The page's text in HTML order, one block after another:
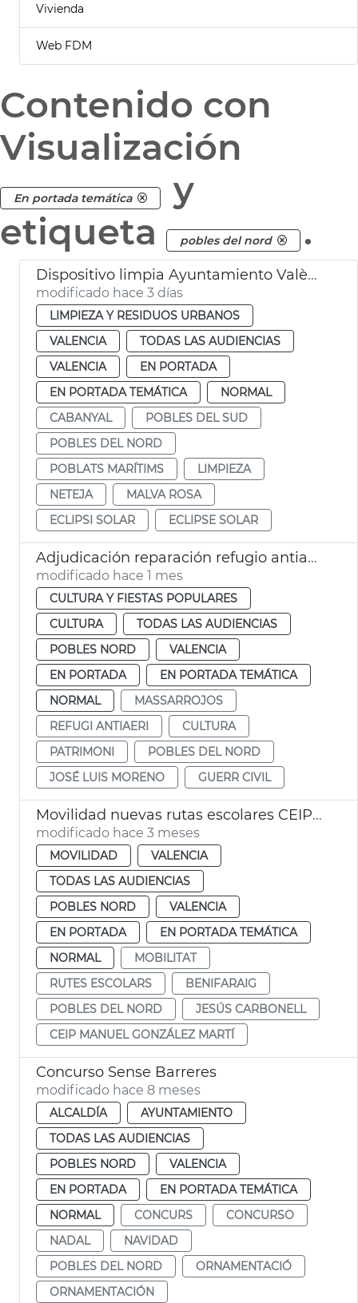
Vivienda
Web FDM
Contenido con
Visualización
En portada temática
y
etiqueta
pobles del nord .
Dispositivo limpia Ayuntamiento València eclipse solar
modificado hace 3 días
LIMPIEZA Y RESIDUOS URBANOS
VALENCIA
TODAS LAS AUDIENCIAS
VALENCIA
EN PORTADA
EN PORTADA TEMÁTICA
NORMAL
CABANYAL
POBLES DEL SUD
POBLES DEL NORD
POBLATS MARÍTIMS
LIMPIEZA
NETEJA
MALVA ROSA
ECLIPSI SOLAR
ECLIPSE SOLAR
Adjudicación reparación refugio antiaéreo Massarrojos València
modificado hace 1 mes
CULTURA Y FIESTAS POPULARES
CULTURA
TODAS LAS AUDIENCIAS
POBLES NORD
VALENCIA
EN PORTADA
EN PORTADA TEMÁTICA
NORMAL
MASSARROJOS
REFUGI ANTIAERI
CULTURA
PATRIMONI
POBLES DEL NORD
JOSÉ LUIS MORENO
GUERR CIVIL
Movilidad nuevas rutas escolares CEIP Manuel González Martí de Benifaraig
modificado hace 3 meses
MOVILIDAD
VALENCIA
TODAS LAS AUDIENCIAS
POBLES NORD
VALENCIA
EN PORTADA
EN PORTADA TEMÁTICA
NORMAL
MOBILITAT
RUTES ESCOLARS
BENIFARAIG
POBLES DEL NORD
JESÚS CARBONELL
CEIP MANUEL GONZÁLEZ MARTÍ
Concurso Sense Barreres
modificado hace 8 meses
ALCALDÍA
AYUNTAMIENTO
TODAS LAS AUDIENCIAS
POBLES NORD
VALENCIA
EN PORTADA
EN PORTADA TEMÁTICA
NORMAL
CONCURS
CONCURSO
NADAL
NAVIDAD
POBLES DEL NORD
ORNAMENTACIÓ
ORNAMENTACIÓN